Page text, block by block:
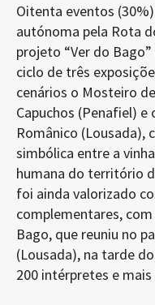
Oitenta eventos
autónoma pela Rota
projeto “Ver do
ciclo de três
cenários o Mosteiro
Capuchos (Penafiel)
Românico (Lousada),
simbólica entre a
humana do território
foi ainda valorizado
complementares,
Bago, que reuniu no
(Lousada), na tarde
200 intérpretes e